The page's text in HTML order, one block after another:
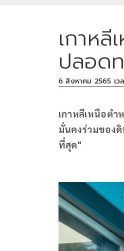
เกาห
ปลอด
6 สิงหาคม 2565 เว
เกาหลีเหนือต
มั่นคงร่วมของดิ
ที่สุด"